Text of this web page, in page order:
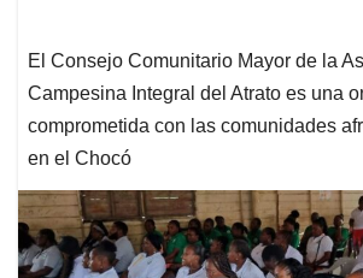
El Consejo Comunitario Mayor de la
Campesina Integral del Atrato es una
comprometida con las comunidades
en el Chocó